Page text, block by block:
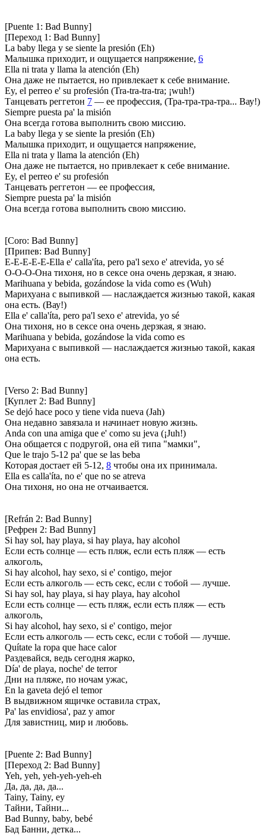
[Puente 1: Bad Bunny]
[Переход 1: Bad Bunny]
La baby llega y se siente la presión (Eh)
Малышка приходит, и ощущается напряжение, 6
Ella ni trata y llama la atención (Eh)
Она даже не пытается, но привлекает к себе внимание.
Ey, el perreo e' su profesión (Tra-tra-tra-tra; ¡wuh!)
Танцевать реггетон 7 — ее профессия, (Тра-тра-тра-тра... Вау!)
Siempre puesta pa' la misión
Она всегда готова выполнить свою миссию.
La baby llega y se siente la presión (Eh)
Малышка приходит, и ощущается напряжение,
Ella ni trata y llama la atención (Eh)
Она даже не пытается, но привлекает к себе внимание.
Ey, el perreo e' su profesión
Танцевать реггетон — ее профессия,
Siempre puesta pa' la misión
Она всегда готова выполнить свою миссию.
[Coro: Bad Bunny]
[Припев: Bad Bunny]
E-E-E-E-E-Ella e' calla'íta, pero pa'l sexo e' atrevida, yo sé
О-О-О-Она тихоня, но в сексе она очень дерзкая, я знаю.
Marihuana y bebida, gozándose la vida como es (Wuh)
Марихуана с выпивкой — наслаждается жизнью такой, какая
она есть. (Вау!)
Ella e' calla'íta, pero pa'l sexo e' atrevida, yo sé
Она тихоня, но в сексе она очень дерзкая, я знаю.
Marihuana y bebida, gozándose la vida como es
Марихуана с выпивкой — наслаждается жизнью такой, какая
она есть.
[Verso 2: Bad Bunny]
[Куплет 2: Bad Bunny]
Se dejó hace poco y tiene vida nueva (Jah)
Она недавно завязала и начинает новую жизнь.
Anda con una amiga que e' como su jeva (¡Juh!)
Она общается с подругой, она ей типа "мамки",
Que le trajo 5-12 pa' que se las beba
Которая достает ей 5-12, 8 чтобы она их принимала.
Ella es calla'íta, no e' que no se atreva
Она тихоня, но она не отчаивается.
[Refrán 2: Bad Bunny]
[Рефрен 2: Bad Bunny]
Si hay sol, hay playa, si hay playa, hay alcohol
Если есть солнце — есть пляж, если есть пляж — есть
алкоголь,
Si hay alcohol, hay sexo, si e' contigo, mejor
Если есть алкоголь — есть секс, если с тобой — лучше.
Si hay sol, hay playa, si hay playa, hay alcohol
Если есть солнце — есть пляж, если есть пляж — есть
алкоголь,
Si hay alcohol, hay sexo, si e' contigo, mejor
Если есть алкоголь — есть секс, если с тобой — лучше.
Quítate la ropa que hace calor
Раздевайся, ведь сегодня жарко,
Día' de playa, noche' de terror
Дни на пляже, по ночам ужас,
En la gaveta dejó el temor
В выдвижном ящичке оставила страх,
Pa' las envidiosa', paz y amor
Для завистниц, мир и любовь.
[Puente 2: Bad Bunny]
[Переход 2: Bad Bunny]
Yeh, yeh, yeh-yeh-yeh-eh
Да, да, да, да...
Tainy, Tainy, ey
Тайни, Тайни...
Bad Bunny, baby, bebé
Бад Банни, детка...